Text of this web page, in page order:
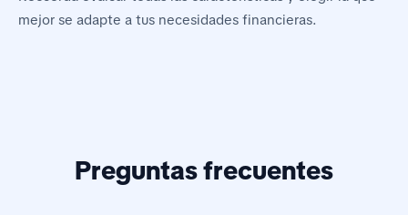
mejor se adapte a tus necesidades financieras.
Preguntas frecuentes